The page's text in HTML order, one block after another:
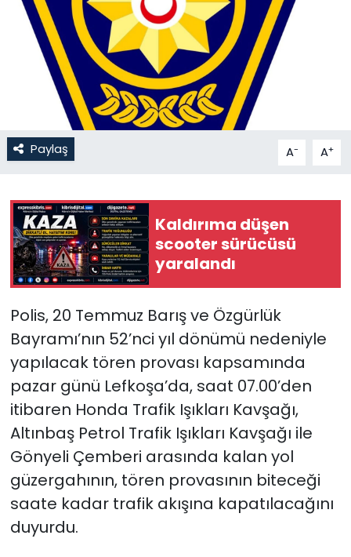
Paylaş A- A+
Kaldırıma düşen
scooter sürücüsü
yaralandı
Polis, 20 Temmuz Barış ve Özgürlük
Bayramı’nın 52’nci yıl dönümü nedeniyle
yapılacak tören provası kapsamında
pazar günü Lefkoşa’da, saat 07.00’den
itibaren Honda Trafik Işıkları Kavşağı,
Altınbaş Petrol Trafik Işıkları Kavşağı ile
Gönyeli Çemberi arasında kalan yol
güzergahının, tören provasının biteceği
saate kadar trafik akışına kapatılacağını
duyurdu.
Otomobil Dünyası
Politika
SAĞLIK
Spor
TÜRKiYE
Video Galeri
YAŞAM
Yazarlar